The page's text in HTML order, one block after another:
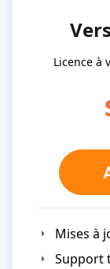
Licence à
Mises à
Support